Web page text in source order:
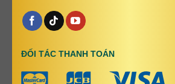
ĐỐI TÁC THANH TOÁN